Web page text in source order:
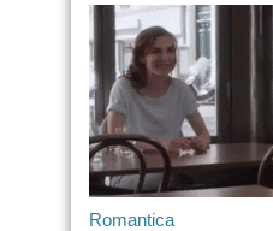
Romantica